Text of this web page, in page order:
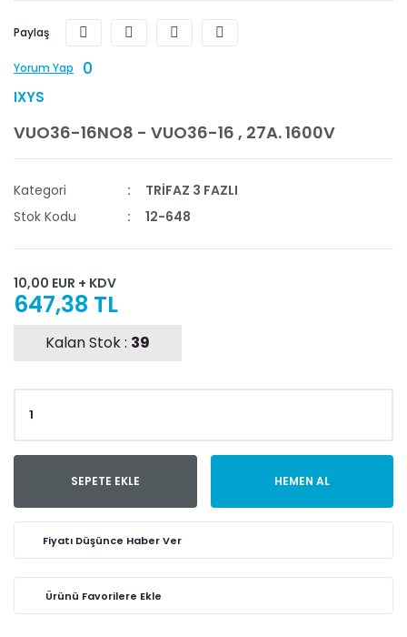
Paylaş
Yorum Yap 0
IXYS
VUO36-16NO8 - VUO36-16 , 27A. 1600V
Kategori
TRİFAZ 3 FAZLI
Stok Kodu
12-648
10,00 EUR + KDV
647,38 TL
Kalan Stok : 39
SEPETE EKLE HEMEN AL
Fiyatı Düşünce Haber Ver